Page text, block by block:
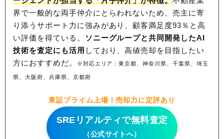
界で一般的な両手仲介にとらわれないため、売主に寄
り添うサポート力に強みがあり、顧客満足度93％と高
い評価を得ている。 ソニーグループと共同開発したAI
技術を査定にも活用 しており、高値売却を目指したい
方におすすめだ。
※対応エリア：東京都、神奈川県、千葉県、埼玉
県、大阪府、兵庫県、京都府
東証プライム上場！売却力に定評あり
SREリアルティで無料査定
（公式サイトへ）